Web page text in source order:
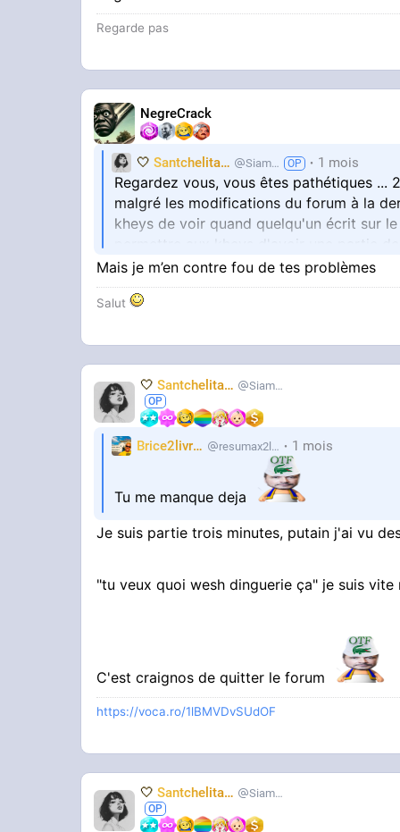
Regarde pas
NegreCrack
🤍 Santchelita🤍 Siameuh 1 mois
Regardez vous, vous êtes pathétiques
malgré les modifications du forum à la
kheys de voir quand quelqu'un écrit sur
permettre aux kheys d'avoir une partie
qu'on va bientôt disparaitre"
Mdr vous vous débattez mais vous
mouvant dont vous en pouvez vous
Venez de perdre un kheys d'une qualité
topic, je faisais réagi r les gens, je
vivre le forum. Mais vous ne me méritez
plaindre de cette salope de chadcel dont
car vous avez perdu votre objectivité.
suis un bon citoyen, j'ai même travailler
dont vos familles sont victimes, mais
osef de lui" comme les qi d'huître que
voulaient opposer les blancs aux nord
Dommage vous venez de perdre un
entre vous jusqu'à votre fin
Mais je m’en contre fou de tes problèmes
Salut
🤍 Santchelita🤍 Siameuh
Brice2livres resumax2livres 1 mois
Tu me manque deja
Je suis partie trois minutes, putain j'ai vu
"tu veux quoi wesh dinguerie ça" je suis
C'est craignos de quitter le forum
https://voca.ro/1lBMVDvSUdOF
🤍 Santchelita🤍 Siameuh